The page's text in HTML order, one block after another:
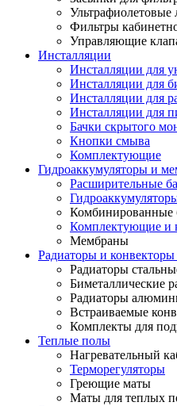
Фильтры
Управляющие
Инсталляции
Инсталляции для
Инсталляции для
Инсталляции для
Инсталляции для
Бачки скрытого
Кнопки смыва
Комплектующие
Гидроаккумуляторы и
Расширительные
Комбинированные
Комплектующие и
Мембраны
Радиаторы и
Радиаторы
Биметаллические
Радиаторы
Встраиваемые
Комплекты для
Теплые полы
Нагревательный
Терморегуляторы
Греющие маты
Маты для теплых